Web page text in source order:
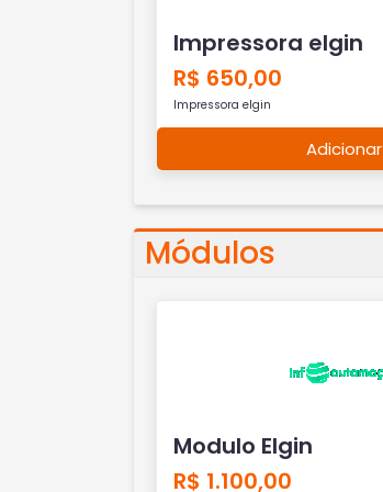
Impressora elgin
R$ 650,00
Impressora elgin
Adicionar
Módulos
Modulo Elgin
R$ 1.100,00